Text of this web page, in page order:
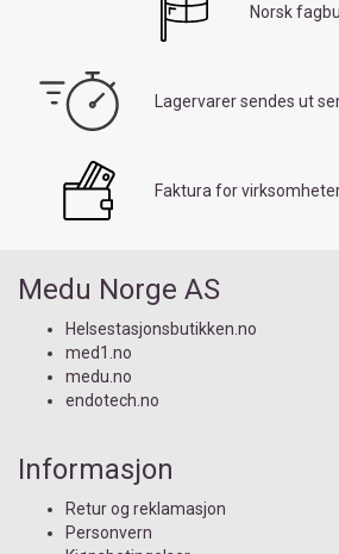
Norsk
Lagervarer sendes ut
Faktura for
Medu Norge AS
Helsestasjonsbutikken.no
med1.no
medu.no
endotech.no
Informasjon
Retur og reklamasjon
Personvern